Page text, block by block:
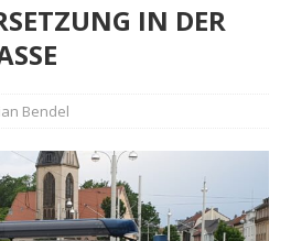
IN DER
Bendel